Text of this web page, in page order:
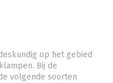
op het gebied
Bij de
volgende soorten